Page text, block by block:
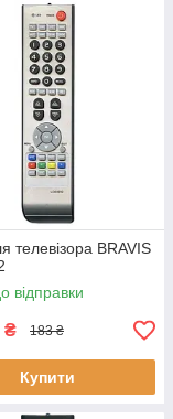
телевізора BRAVIS
відправки
₴ 183 ₴
Купити